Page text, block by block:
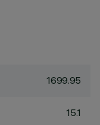
1699.95
15.1